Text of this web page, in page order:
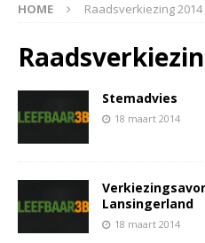
HOME Raadsverkiezing 2014
Stemadvies
18 maart 2014
Lansingerland
18 maart 2014